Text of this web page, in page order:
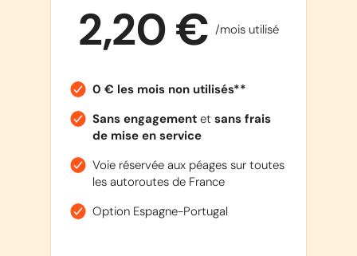
2,20 € /mois utilisé
0 € les mois non utilisés**
Sans engagementet sans frais
de mise en service
Voie réservée aux péages sur toutes
les autoroutes de France
Option Espagne-Portugal